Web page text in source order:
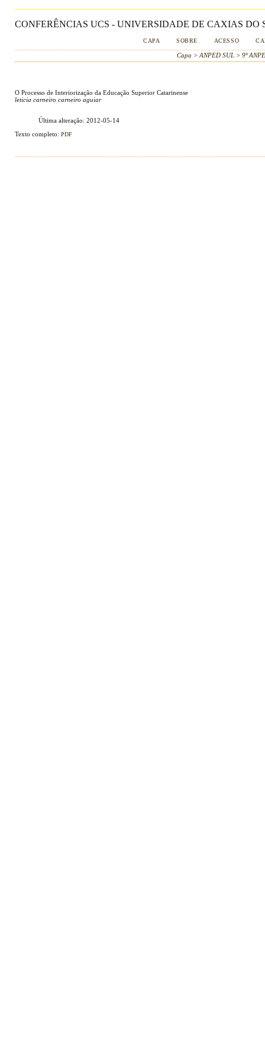
CONFERÊNCIAS UCS - UNIVERSIDADE DE CAXIAS DO
CAPA SOBRE ACESSO
Capa > ANPED SUL > 9ª
O Processo de Interiorização da Educação Superior Catarinense
leticia carneiro carneiro aguiar
Última alteração: 2012-05-14
Texto completo: PDF